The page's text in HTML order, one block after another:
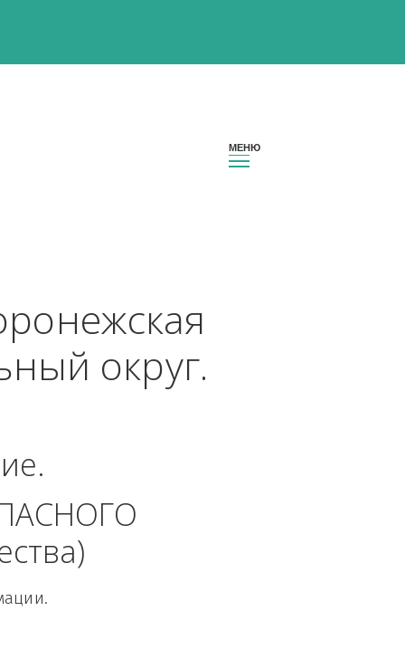
Воронежская
округ.